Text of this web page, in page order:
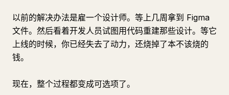
以前的解决办法是雇一个设计师。等上几周拿到 Figma
文件。然后看着开发人员试图用代码重建那些设计。等它
上线的时候，你已经失去了动力，还烧掉了本不该烧的
钱。
现在，整个过程都变成可选项了。